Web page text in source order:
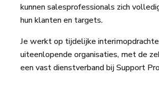
kunnen salesprofessionals zich
hun klanten en targets.
Je werkt op tijdelijke
uiteenlopende organisaties, met de
een vast dienstverband bij Support